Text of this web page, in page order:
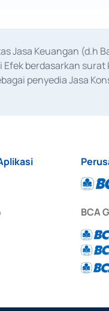
Jasa Keuangan (d.h
Efek berdasarkan
penyedia Jasa
BCA